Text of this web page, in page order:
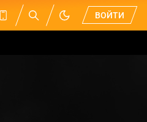
ВОЙТИ